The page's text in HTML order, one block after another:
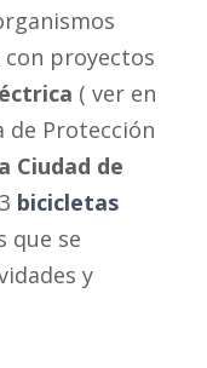
proyectos
( ver en
de Protección
Ciudad de
bicicletas
que se
y